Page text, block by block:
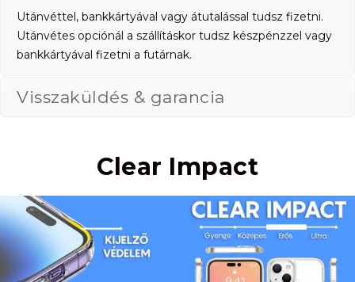
Utánvéttel, bankkártyával vagy átutalással tudsz fizetni.
Utánvétes opciónál a szállításkor tudsz készpénzzel vagy
bankkártyával fizetni a futárnak.
Visszaküldés & garancia
Clear Impact